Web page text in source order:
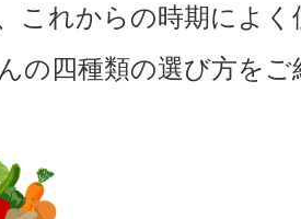
これからの時期によ
の四種類の選び方をご